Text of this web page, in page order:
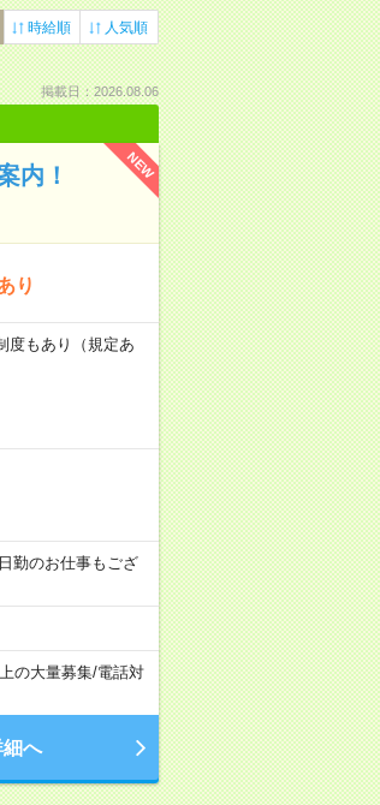
時給順 人気順
掲載日：2026.08.06
NEW
内！
り
度もあり（規定あ
勤のお仕事もござ
の大量募集/電話対
細へ